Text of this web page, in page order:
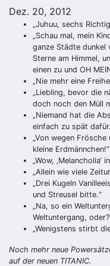
Dez. 20, 2012
„Juhuu, sechs
„Schau mal, mein
ganze Städte dunkel
Sterne am Himmel,
einen zu und OH
„Nie mehr eine
„Liebling, bevor die
doch noch den Müll
„Niemand hat die
einfach zu spät
„Von wegen
kleine Erdmännchen!“
„Wow,
„Allein wie viele
„Drei Kugeln
und Streusel bitte.“
„Na, so ein
Weltuntergang,
„Wenigstens stirbt
Noch mehr neue
auf der neuen TITANIC.